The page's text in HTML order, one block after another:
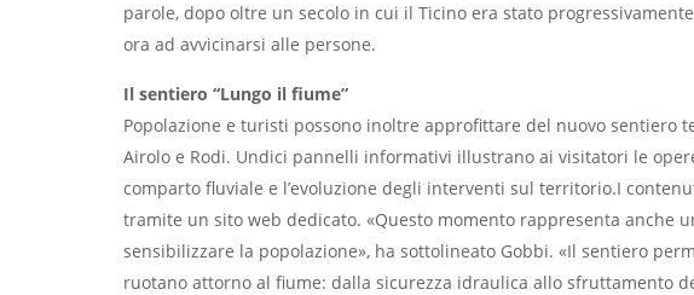
parole, dopo oltre un secolo in cui il Ticino era stato
ora ad avvicinarsi alle persone.
Il sentiero “Lungo il fiume”
Popolazione e turisti possono inoltre approfittare del nuovo sentiero
Airolo e Rodi. Undici pannelli informativi illustrano ai visitatori le
comparto fluviale e l’evoluzione degli interventi sul territorio.I
tramite un sito web dedicato. «Questo momento rappresenta anche
sensibilizzare la popolazione», ha sottolineato Gobbi. «Il sentiero
ruotano attorno al fiume: dalla sicurezza idraulica allo sfruttamento